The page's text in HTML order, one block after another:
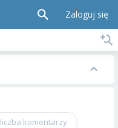
Zaloguj się
liczba komentarzy